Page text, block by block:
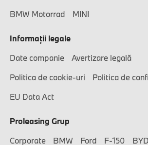
BMW Motorrad
MINI
Informaţii legale
Date companie
Avertizare legală
Politica de cookie-uri
Politica de
EU Data Act
Proleasing Grup
Corporate
BMW Ford F-150 BYD